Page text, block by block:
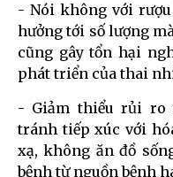
- Nói không với
hưởng tới số lượng
cũng gây tổn hại
phát triển của thai
- Giảm thiểu rủi ro
tránh tiếp xúc với
xạ, không ăn đồ
bệnh từ nguồn bệnh